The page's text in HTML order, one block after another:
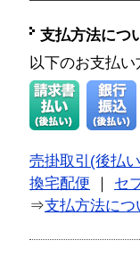
支払方法につ
以下のお支払
売掛取引(後払
換宅配便
セ
⇒支払方法に